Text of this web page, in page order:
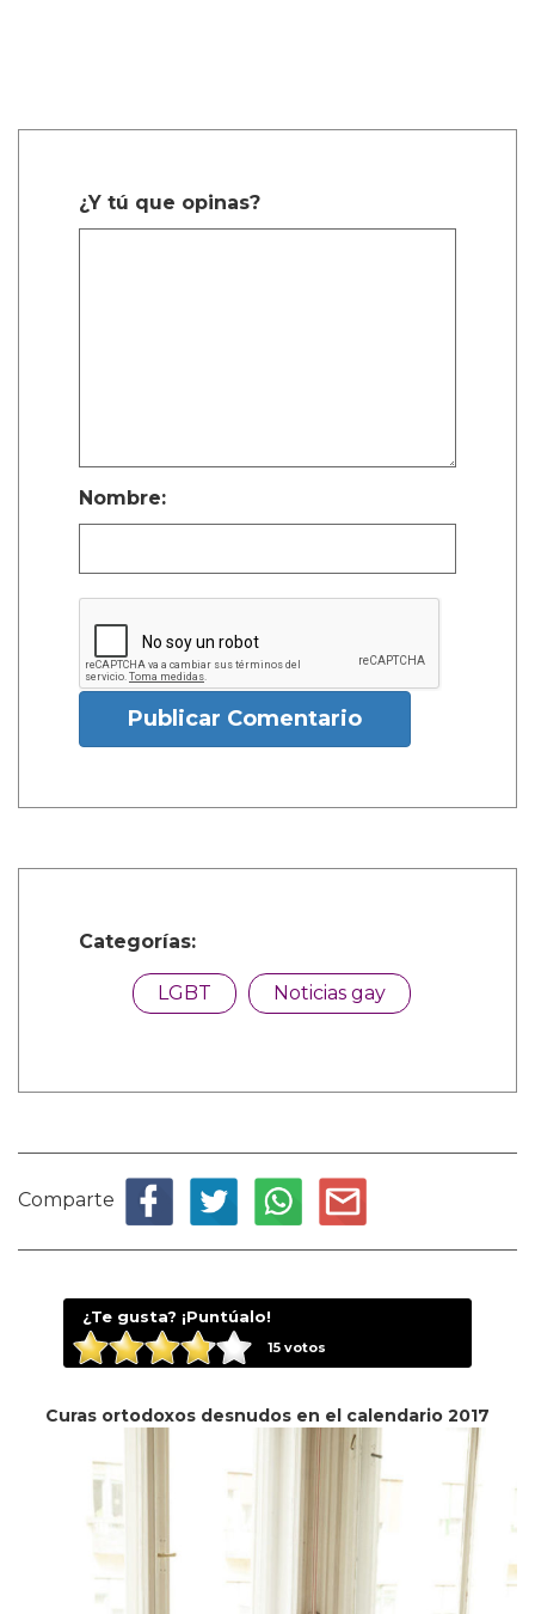
¿Y tú que opinas?
Nombre:
Publicar Comentario
Categorías:
LGBT Noticias gay
Comparte
¿Te gusta? ¡Puntúalo!
15votos
Curas ortodoxos desnudos en el calendario 2017